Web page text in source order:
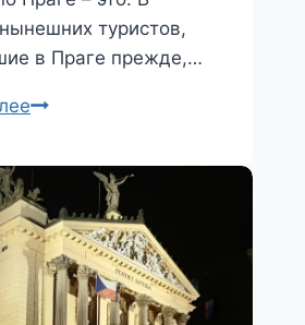
туристов,
в Праге прежде,…
Подскали